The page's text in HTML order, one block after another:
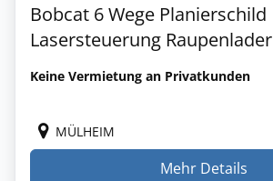
Bobcat 6 Wege Planierschild
Lasersteuerung Raupenlader
Keine Vermietung an Privatkunden
MÜLHEIM
Mehr Details